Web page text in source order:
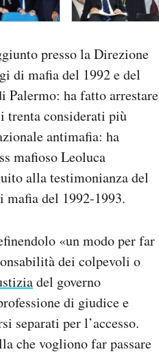
presso la Direzione
di mafia del 1992 e del
Palermo: ha fatto arrestare
trenta considerati più
antimafia: ha
mafioso Leoluca
alla testimonianza del
mafia del 1992-1993.
«un modo per far
dei colpevoli o
del governo
di giudice e
separati per l’accesso.
che vogliono far passare